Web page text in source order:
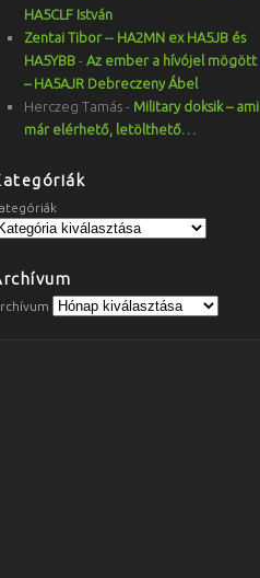
HA5CLF István
Zentai Tibor -- HA2MN ex HA5JB és
HA5YBB - Az ember a hívójel mögött
– HA5AJR Debreczeny Ábel
Herczeg Tamás - Military doksik – ami
már elérhető, letölthető…